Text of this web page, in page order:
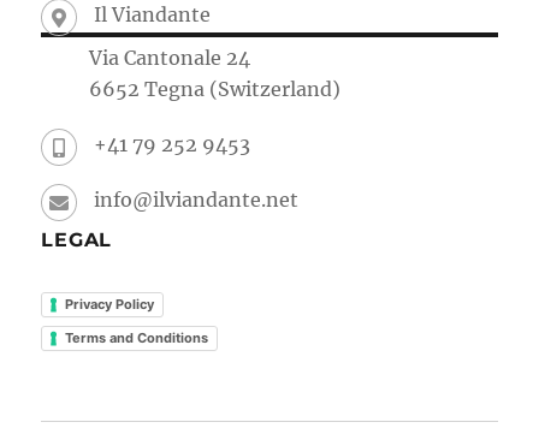
Il Viandante
Via Cantonale 24
6652 Tegna (Switzerland)
+41 79 252 9453
info@ilviandante.net
LEGAL
Privacy Policy
Terms and Conditions